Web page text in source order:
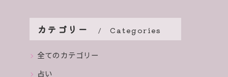
カテゴリー Categories
全てのカテゴリー
占い